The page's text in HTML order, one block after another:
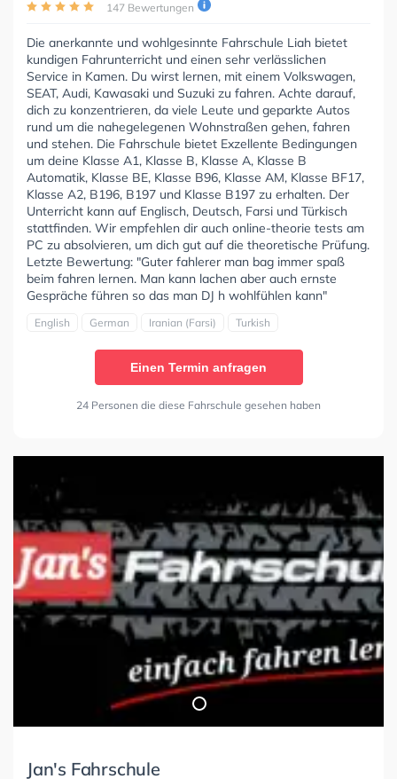
147 Bewertungen
Die anerkannte und wohlgesinnte Fahrschule Liah bietet
kundigen Fahrunterricht und einen sehr verlässlichen
Service in Kamen. Du wirst lernen, mit einem Volkswagen,
SEAT, Audi, Kawasaki und Suzuki zu fahren. Achte darauf,
dich zu konzentrieren, da viele Leute und geparkte Autos
rund um die nahegelegenen Wohnstraßen gehen, fahren
und stehen. Die Fahrschule bietet Exzellente Bedingungen
um deine Klasse A1, Klasse B, Klasse A, Klasse B
Automatik, Klasse BE, Klasse B96, Klasse AM, Klasse BF17,
Klasse A2, B196, B197 und Klasse B197 zu erhalten. Der
Unterricht kann auf Englisch, Deutsch, Farsi und Türkisch
stattfinden. Wir empfehlen dir auch online-theorie tests am
PC zu absolvieren, um dich gut auf die theoretische Prüfung.
Letzte Bewertung: "Guter fahlerer man bag immer spaß
beim fahren lernen. Man kann lachen aber auch ernste
Gespräche führen so das man DJ h wohlfühlen kann"
English German Iranian (Farsi) Turkish
Einen Termin anfragen
24 Personen die diese Fahrschule gesehen haben
Jan's Fahrschule